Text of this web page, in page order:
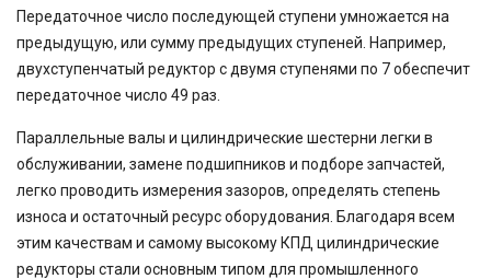
Передаточное число последующей ступени умножается на
предыдущую, или сумму предыдущих ступеней. Например,
двухступенчатый редуктор с двумя ступенями по 7 обеспечит
передаточное число 49 раз.
Параллельные валы и цилиндрические шестерни легки в
обслуживании, замене подшипников и подборе запчастей,
легко проводить измерения зазоров, определять степень
износа и остаточный ресурс оборудования. Благодаря всем
этим качествам и самому высокому КПД цилиндрические
редукторы стали основным типом для промышленного